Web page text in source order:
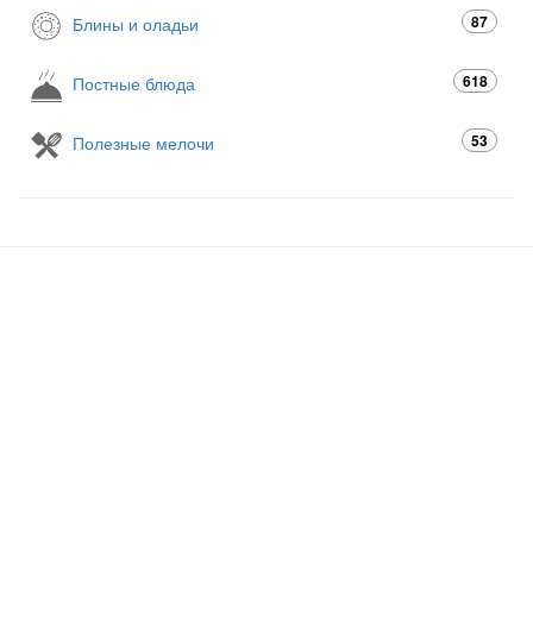
Блины и оладьи 87
Постные блюда 618
Полезные мелочи 53